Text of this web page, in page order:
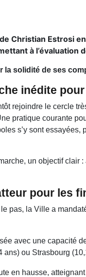
Christian Estrosi
à
la solidité de ses
inédite
rejoindre le cercle
pratique courante
s’y sont
un objectif clair
pour les
pas, la Ville a
avec une capacité
ans) ou Strasbourg
en hausse,